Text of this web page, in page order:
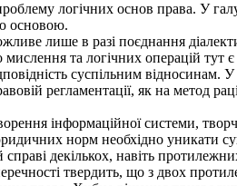
логічних основ права. У
основою.
лише в разі поєднання
та логічних операцій
суспільним відносинам.
регламентації, як на метод
інформаційної системи,
норм необхідно уникати
справі декількох, навіть
твердить, що з двох